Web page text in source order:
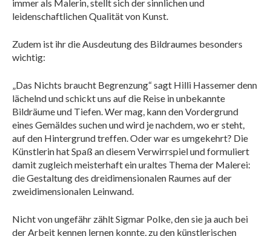
immer als Malerin, stellt sich der sinnlichen und
leidenschaftlichen Qualität von Kunst.
Zudem ist ihr die Ausdeutung des Bildraumes besonders
wichtig:
„Das Nichts braucht Begrenzung“ sagt Hilli Hassemer denn
lächelnd und schickt uns auf die Reise in unbekannte
Bildräume und Tiefen. Wer mag, kann den Vordergrund
eines Gemäldes suchen und wird je nachdem, wo er steht,
auf den Hintergrund treffen. Oder war es umgekehrt? Die
Künstlerin hat Spaß an diesem Verwirrspiel und formuliert
damit zugleich meisterhaft ein uraltes Thema der Malerei:
die Gestaltung des dreidimensionalen Raumes auf der
zweidimensionalen Leinwand.
Nicht von ungefähr zählt Sigmar Polke, den sie ja auch bei
der Arbeit kennen lernen konnte, zu den künstlerischen